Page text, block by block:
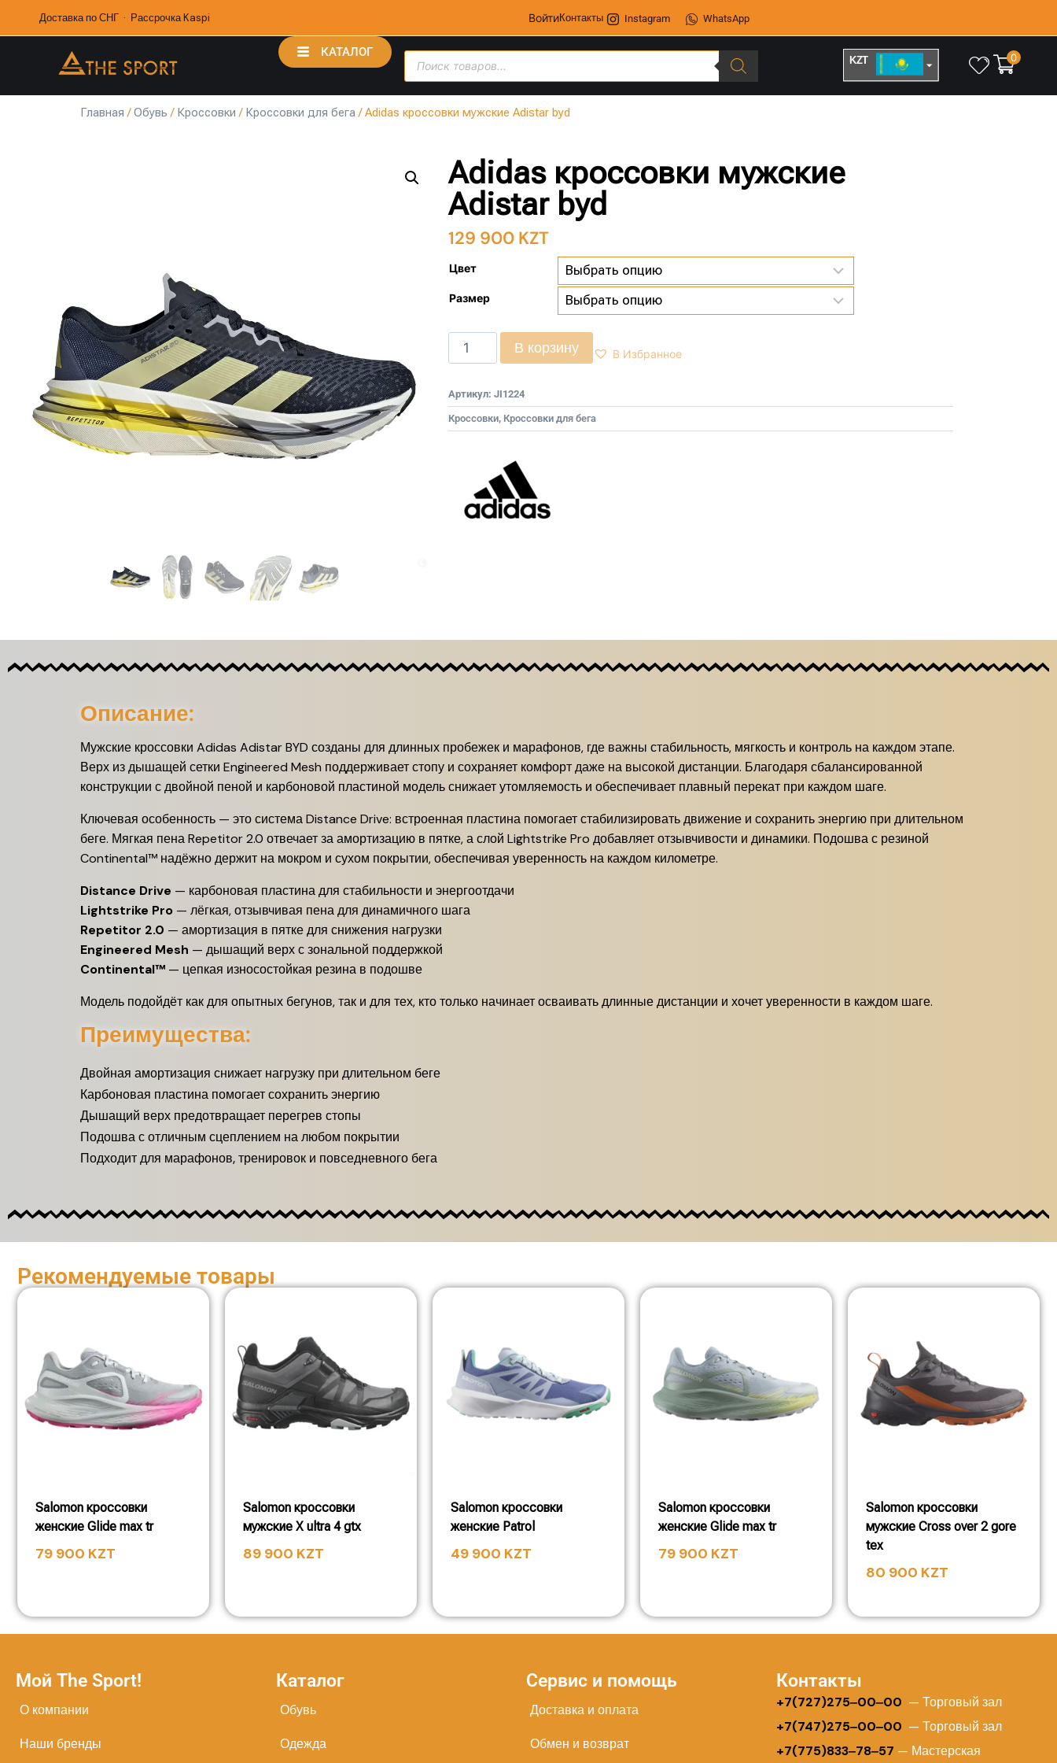
Доставка по СНГ · Рассрочка Kaspi ВойтиКонтакты Instagram WhatsApp
КАТАЛОГ
KZT 0
Главная /Обувь / Кроссовки / Кроссовки для бега/ Adidas кроссовки мужские Adistar byd
Adidas кроссовки мужские
Adistar byd
129 900 KZT
Цвет
Размер
В корзину В Избранное
Артикул: JI1224
Кроссовки, Кроссовки для бега
Описание:
Мужские кроссовки Adidas Adistar BYD созданы для длинных пробежек и марафонов, где важны стабильность, мягкость и контроль на каждом этапе.
Верх из дышащей сетки Engineered Mesh поддерживает стопу и сохраняет комфорт даже на высокой дистанции. Благодаря сбалансированной
конструкции с двойной пеной и карбоновой пластиной модель снижает утомляемость и обеспечивает плавный перекат при каждом шаге.
Ключевая особенность — это система Distance Drive: встроенная пластина помогает стабилизировать движение и сохранить энергию при длительном
беге. Мягкая пена Repetitor 2.0 отвечает за амортизацию в пятке, а слой Lightstrike Pro добавляет отзывчивости и динамики. Подошва с резиной
Continental™ надёжно держит на мокром и сухом покрытии, обеспечивая уверенность на каждом километре.
Distance Drive — карбоновая пластина для стабильности и энергоотдачи
Lightstrike Pro — лёгкая, отзывчивая пена для динамичного шага
Repetitor 2.0 — амортизация в пятке для снижения нагрузки
Engineered Mesh — дышащий верх с зональной поддержкой
Continental™ — цепкая износостойкая резина в подошве
Модель подойдёт как для опытных бегунов, так и для тех, кто только начинает осваивать длинные дистанции и хочет уверенности в каждом шаге.
Преимущества:
Двойная амортизация снижает нагрузку при длительном беге
Карбоновая пластина помогает сохранить энергию
Дышащий верх предотвращает перегрев стопы
Подошва с отличным сцеплением на любом покрытии
Подходит для марафонов, тренировок и повседневного бега
Рекомендуемые товары
Salomon кроссовки
женские Glide max tr
79 900 KZT
Salomon кроссовки
мужские X ultra 4 gtx
89 900 KZT
Salomon кроссовки
женские Patrol
49 900 KZT
Salomon кроссовки
женские Glide max tr
79 900 KZT
Salomon кроссовки
мужские Cross over 2 gore
tex
80 900 KZT
Мой The Sport!
О компании
Наши бренды
Каталог
Обувь
Одежда
Сервис и помощь
Доставка и оплата
Обмен и возврат
Контакты
+7(727)275‒00‒00 — Торговый зал
+7(747)275‒00‒00 — Торговый зал
+7(775)833‒78‒57 — Мастерская